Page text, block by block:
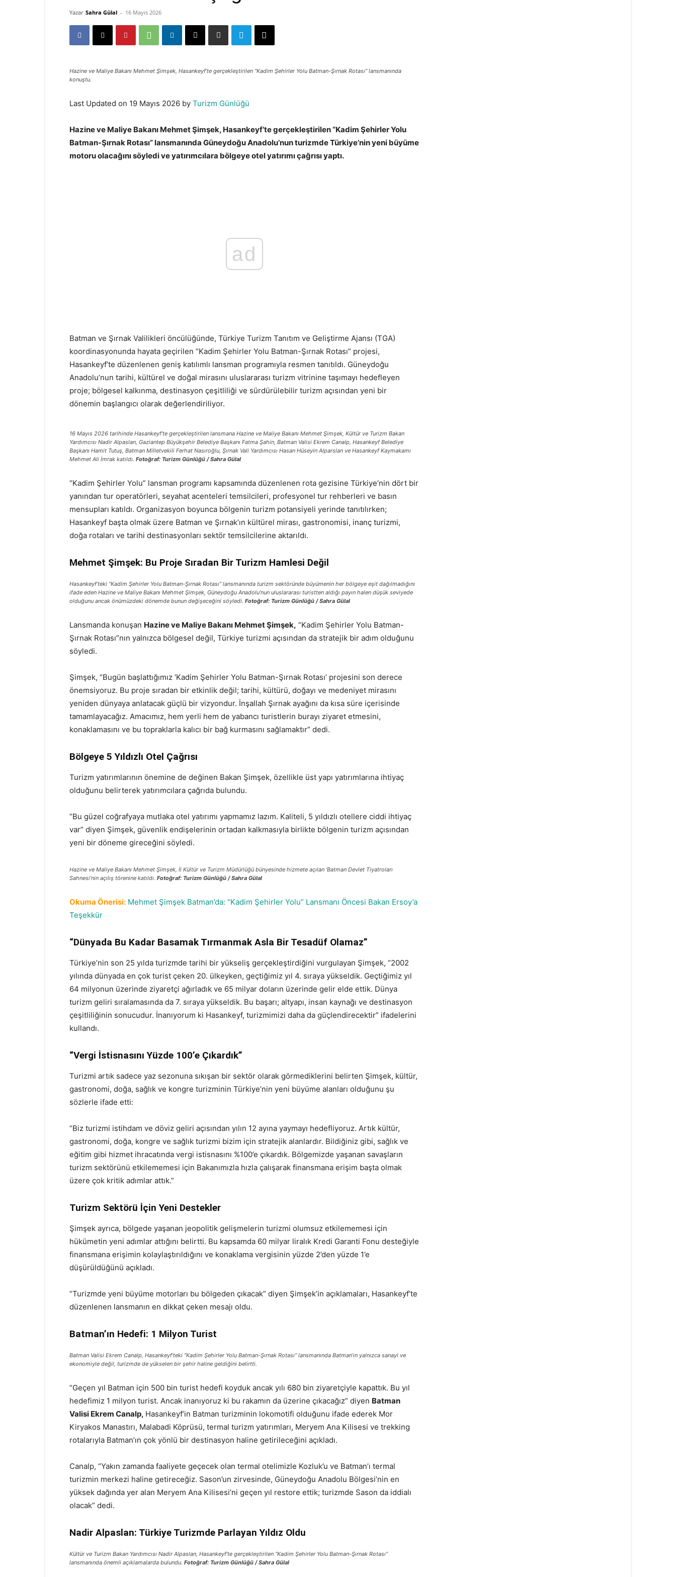
Yazar Sahra Gülal - 16 Mayıs 2026
Hazine ve Maliye Bakanı Mehmet Şimşek, Hasankeyf’te gerçekleştirilen “Kadim Şehirler Yolu Batman-Şırnak Rotası” lansmanında
konuştu.
Last Updated on 19 Mayıs 2026 by Turizm Günlüğü
Hazine ve Maliye Bakanı Mehmet Şimşek, Hasankeyf’te gerçekleştirilen “Kadim Şehirler Yolu
Batman-Şırnak Rotası” lansmanında Güneydoğu Anadolu’nun turizmde Türkiye’nin yeni büyüme
motoru olacağını söyledi ve yatırımcılara bölgeye otel yatırımı çağrısı yaptı.
ad
Batman ve Şırnak Valilikleri öncülüğünde, Türkiye Turizm Tanıtım ve Geliştirme Ajansı (TGA)
koordinasyonunda hayata geçirilen “Kadim Şehirler Yolu Batman-Şırnak Rotası” projesi,
Hasankeyf’te düzenlenen geniş katılımlı lansman programıyla resmen tanıtıldı. Güneydoğu
Anadolu’nun tarihi, kültürel ve doğal mirasını uluslararası turizm vitrinine taşımayı hedefleyen
proje; bölgesel kalkınma, destinasyon çeşitliliği ve sürdürülebilir turizm açısından yeni bir
dönemin başlangıcı olarak değerlendiriliyor.
16 Mayıs 2026 tarihinde Hasankeyf’te gerçekleştirilen lansmana Hazine ve Maliye Bakanı Mehmet Şimşek, Kültür ve Turizm Bakan
Yardımcısı Nadir Alpaslan, Gaziantep Büyükşehir Belediye Başkanı Fatma Şahin, Batman Valisi Ekrem Canalp, Hasankeyf Belediye
Başkanı Hamit Tutuş, Batman Milletvekili Ferhat Nasıroğlu, Şırnak Vali Yardımcısı Hasan Hüseyin Alparslan ve Hasankeyf Kaymakamı
Mehmet Ali İmrak katıldı. Fotoğraf: Turizm Günlüğü / Sahra Gülal
“Kadim Şehirler Yolu” lansman programı kapsamında düzenlenen rota gezisine Türkiye’nin dört bir
yanından tur operatörleri, seyahat acenteleri temsilcileri, profesyonel tur rehberleri ve basın
mensupları katıldı. Organizasyon boyunca bölgenin turizm potansiyeli yerinde tanıtılırken;
Hasankeyf başta olmak üzere Batman ve Şırnak’ın kültürel mirası, gastronomisi, inanç turizmi,
doğa rotaları ve tarihi destinasyonları sektör temsilcilerine aktarıldı.
Mehmet Şimşek: Bu Proje Sıradan Bir Turizm Hamlesi Değil
Hasankeyf’teki “Kadim Şehirler Yolu Batman-Şırnak Rotası” lansmanında turizm sektöründe büyümenin her bölgeye eşit dağılmadığını
ifade eden Hazine ve Maliye Bakanı Mehmet Şimşek, Güneydoğu Anadolu’nun uluslararası turistten aldığı payın halen düşük seviyede
olduğunu ancak önümüzdeki dönemde bunun değişeceğini söyledi. Fotoğraf: Turizm Günlüğü / Sahra Gülal
Lansmanda konuşan Hazine ve Maliye Bakanı Mehmet Şimşek, “Kadim Şehirler Yolu Batman-
Şırnak Rotası”nın yalnızca bölgesel değil, Türkiye turizmi açısından da stratejik bir adım olduğunu
söyledi.
Şimşek, “Bugün başlattığımız ‘Kadim Şehirler Yolu Batman-Şırnak Rotası’ projesini son derece
önemsiyoruz. Bu proje sıradan bir etkinlik değil; tarihi, kültürü, doğayı ve medeniyet mirasını
yeniden dünyaya anlatacak güçlü bir vizyondur. İnşallah Şırnak ayağını da kısa süre içerisinde
tamamlayacağız. Amacımız, hem yerli hem de yabancı turistlerin burayı ziyaret etmesini,
konaklamasını ve bu topraklarla kalıcı bir bağ kurmasını sağlamaktır” dedi.
Bölgeye 5 Yıldızlı Otel Çağrısı
Turizm yatırımlarının önemine de değinen Bakan Şimşek, özellikle üst yapı yatırımlarına ihtiyaç
olduğunu belirterek yatırımcılara çağrıda bulundu.
“Bu güzel coğrafyaya mutlaka otel yatırımı yapmamız lazım. Kaliteli, 5 yıldızlı otellere ciddi ihtiyaç
var” diyen Şimşek, güvenlik endişelerinin ortadan kalkmasıyla birlikte bölgenin turizm açısından
yeni bir döneme gireceğini söyledi.
Hazine ve Maliye Bakanı Mehmet Şimşek, İl Kültür ve Turizm Müdürlüğü bünyesinde hizmete açılan ‘Batman Devlet Tiyatroları
Sahnesi’nin açılış törenine katıldı. Fotoğraf: Turizm Günlüğü / Sahra Gülal
Okuma Önerisi: Mehmet Şimşek Batman’da: “Kadim Şehirler Yolu” Lansmanı Öncesi Bakan Ersoy’a
Teşekkür
“Dünyada Bu Kadar Basamak Tırmanmak Asla Bir Tesadüf Olamaz”
Türkiye’nin son 25 yılda turizmde tarihi bir yükseliş gerçekleştirdiğini vurgulayan Şimşek, “2002
yılında dünyada en çok turist çeken 20. ülkeyken, geçtiğimiz yıl 4. sıraya yükseldik. Geçtiğimiz yıl
64 milyonun üzerinde ziyaretçi ağırladık ve 65 milyar doların üzerinde gelir elde ettik. Dünya
turizm geliri sıralamasında da 7. sıraya yükseldik. Bu başarı; altyapı, insan kaynağı ve destinasyon
çeşitliliğinin sonucudur. İnanıyorum ki Hasankeyf, turizmimizi daha da güçlendirecektir” ifadelerini
kullandı.
“Vergi İstisnasını Yüzde 100’e Çıkardık”
Turizmi artık sadece yaz sezonuna sıkışan bir sektör olarak görmediklerini belirten Şimşek, kültür,
gastronomi, doğa, sağlık ve kongre turizminin Türkiye’nin yeni büyüme alanları olduğunu şu
sözlerle ifade etti:
“Biz turizmi istihdam ve döviz geliri açısından yılın 12 ayına yaymayı hedefliyoruz. Artık kültür,
gastronomi, doğa, kongre ve sağlık turizmi bizim için stratejik alanlardır. Bildiğiniz gibi, sağlık ve
eğitim gibi hizmet ihracatında vergi istisnasını %100’e çıkardık. Bölgemizde yaşanan savaşların
turizm sektörünü etkilememesi için Bakanımızla hızla çalışarak finansmana erişim başta olmak
üzere çok kritik adımlar attık.”
Turizm Sektörü İçin Yeni Destekler
Şimşek ayrıca, bölgede yaşanan jeopolitik gelişmelerin turizmi olumsuz etkilememesi için
hükümetin yeni adımlar attığını belirtti. Bu kapsamda 60 milyar liralık Kredi Garanti Fonu desteğiyle
finansmana erişimin kolaylaştırıldığını ve konaklama vergisinin yüzde 2’den yüzde 1’e
düşürüldüğünü açıkladı.
“Turizmde yeni büyüme motorları bu bölgeden çıkacak” diyen Şimşek’in açıklamaları, Hasankeyf’te
düzenlenen lansmanın en dikkat çeken mesajı oldu.
Batman’ın Hedefi: 1 Milyon Turist
Batman Valisi Ekrem Canalp, Hasankeyf’teki “Kadim Şehirler Yolu Batman-Şırnak Rotası” lansmanında Batman’ın yalnızca sanayi ve
ekonomiyle değil, turizmde de yükselen bir şehir haline geldiğini belirtti.
“Geçen yıl Batman için 500 bin turist hedefi koyduk ancak yılı 680 bin ziyaretçiyle kapattık. Bu yıl
hedefimiz 1 milyon turist. Ancak inanıyoruz ki bu rakamın da üzerine çıkacağız” diyen Batman
Valisi Ekrem Canalp, Hasankeyf’in Batman turizminin lokomotifi olduğunu ifade ederek Mor
Kiryakos Manastırı, Malabadi Köprüsü, termal turizm yatırımları, Meryem Ana Kilisesi ve trekking
rotalarıyla Batman’ın çok yönlü bir destinasyon haline getirileceğini açıkladı.
Canalp, “Yakın zamanda faaliyete geçecek olan termal otelimizle Kozluk’u ve Batman’ı termal
turizmin merkezi haline getireceğiz. Sason’un zirvesinde, Güneydoğu Anadolu Bölgesi’nin en
yüksek dağında yer alan Meryem Ana Kilisesi’ni geçen yıl restore ettik; turizmde Sason da iddialı
olacak” dedi.
Nadir Alpaslan: Türkiye Turizmde Parlayan Yıldız Oldu
Kültür ve Turizm Bakan Yardımcısı Nadir Alpaslan, Hasankeyf’te gerçekleştirilen “Kadim Şehirler Yolu Batman-Şırnak Rotası”
lansmanında önemli açıklamalarda bulundu. Fotoğraf: Turizm Günlüğü / Sahra Gülal